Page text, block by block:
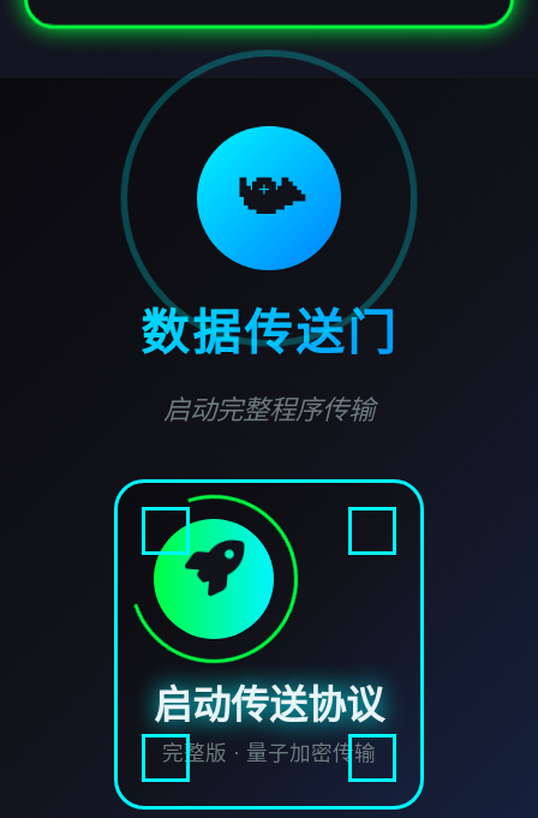
📯
数据传送门
启动完整程序传输
启动传送协议
完整版 · 量子加密传输